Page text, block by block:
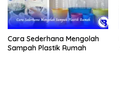
Cara Sederhana Mengolah
Sampah Plastik Rumah